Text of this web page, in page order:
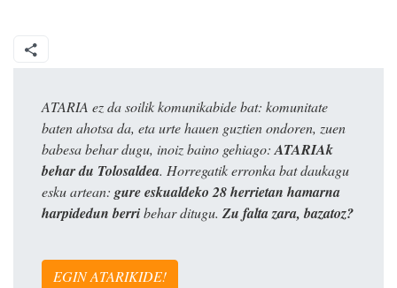
ATARIA ez da soilik komunikabide bat: komunitate
baten ahotsa da, eta urte hauen guztien ondoren, zuen
babesa behar dugu, inoiz baino gehiago: ATARIAk
behar du Tolosaldea. Horregatik erronka bat daukagu
esku artean: gure eskualdeko 28 herrietan hamarna
harpidedun berribehar ditugu. Zu falta zara, bazatoz?
EGIN ATARIKIDE!